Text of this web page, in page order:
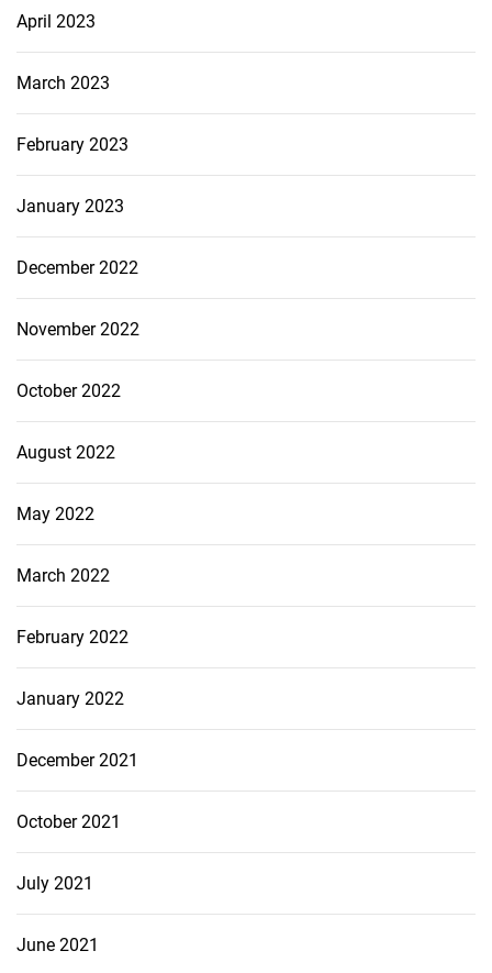
April 2023
March 2023
February 2023
January 2023
December 2022
November 2022
October 2022
August 2022
May 2022
March 2022
February 2022
January 2022
December 2021
October 2021
July 2021
June 2021